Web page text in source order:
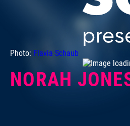
Photo: Flavia Schaub
NORAH